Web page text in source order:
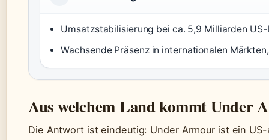
Umsatzstabilisierung bei ca. 5,9 Milliarden
Wachsende Präsenz in internationalen
Aus welchem Land kommt Under
Die Antwort ist eindeutig: Under Armour ist ein